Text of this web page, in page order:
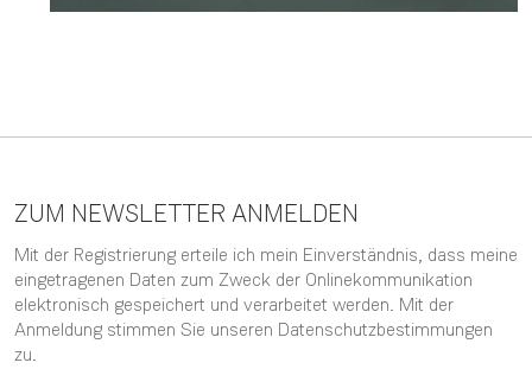
ZUM NEWSLETTER ANMELDEN
Mit der Registrierung erteile ich mein Einverständnis, dass meine
eingetragenen Daten zum Zweck der Onlinekommunikation
elektronisch gespeichert und verarbeitet werden. Mit der
Anmeldung stimmen Sie unseren Datenschutzbestimmungen
zu.